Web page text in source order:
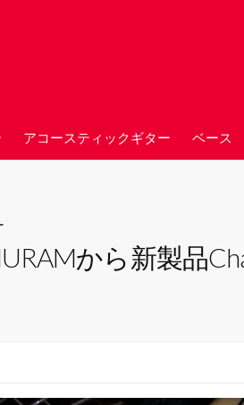
アコースティックギター ベース
から新製品